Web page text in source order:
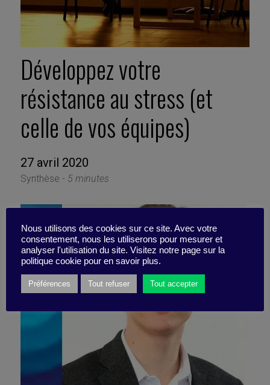
Développez votre
résistance au stress (et
celle de vos équipes)
27 avril 2020
Synthèse - 5 minutes
Nous utilisons des cookies sur ce site. Avec votre
consentement, nous les utiliserons pour mesurer et
analyser l'utilisation du site. Visitez notre page sur la
politique cookie pour en savoir plus.
Préférences Tout refuser Tout accepter